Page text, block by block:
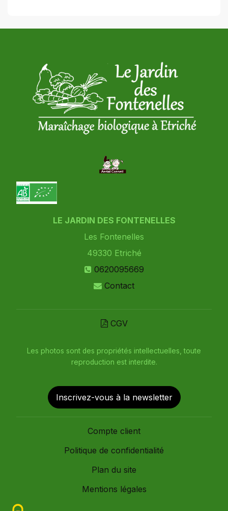
LE JARDIN DES FONTENELLES
Les Fontenelles
49330 Etriché
0620095669
Contact
CGV
Les photos sont des propriétés intellectuelles, toute
reproduction est interdite.
Inscrivez-vous à la newsletter
Compte client
Politique de confidentialité
Plan du site
Mentions légales